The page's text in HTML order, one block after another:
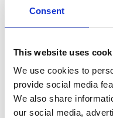
Consent
This website uses
We use cookies to
provide social media
We also share
our social media,
Kerkstraat 5, 5175
Plan je route